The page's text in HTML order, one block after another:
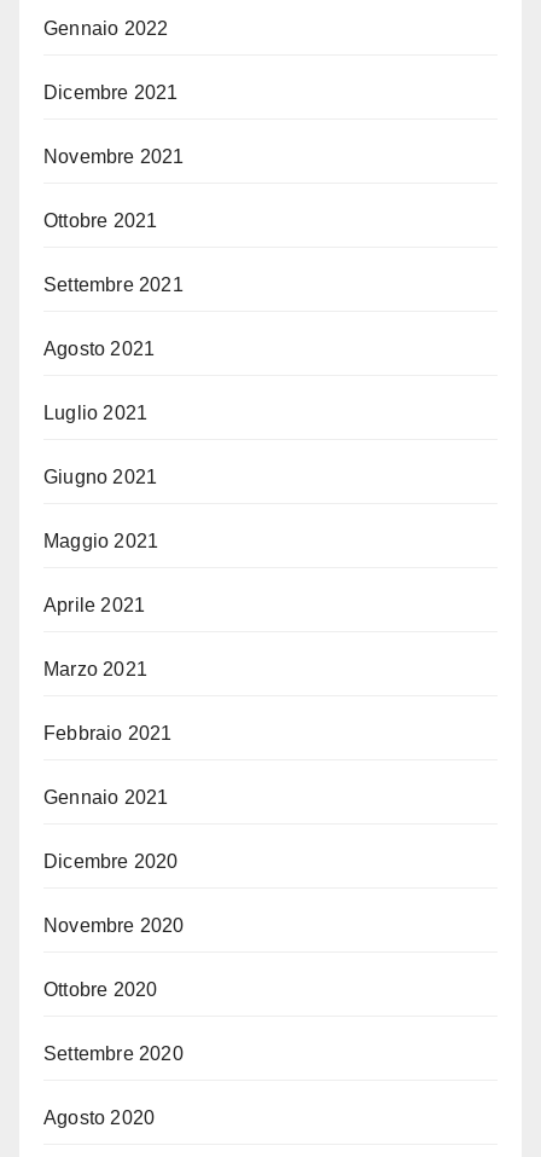
Gennaio 2022
Dicembre 2021
Novembre 2021
Ottobre 2021
Settembre 2021
Agosto 2021
Luglio 2021
Giugno 2021
Maggio 2021
Aprile 2021
Marzo 2021
Febbraio 2021
Gennaio 2021
Dicembre 2020
Novembre 2020
Ottobre 2020
Settembre 2020
Agosto 2020